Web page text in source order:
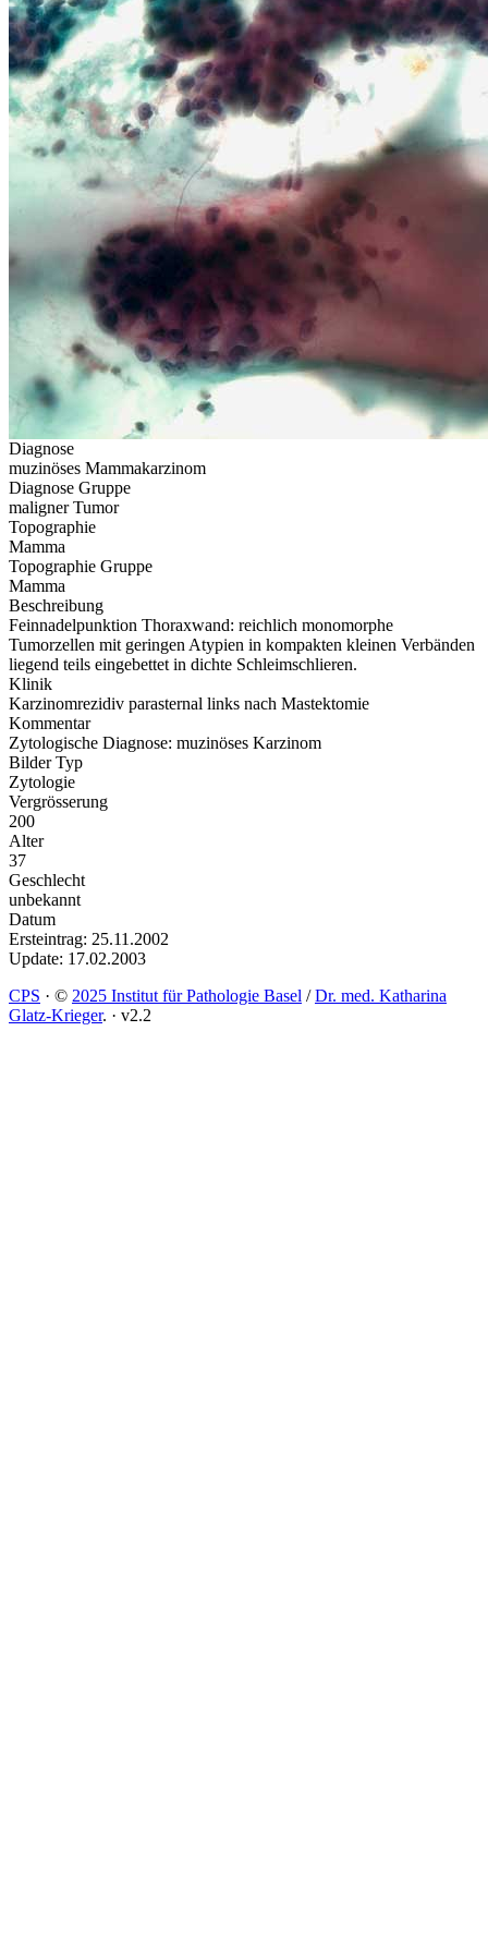
Diagnose
muzinöses Mammakarzinom
Diagnose Gruppe
maligner Tumor
Topographie
Mamma
Topographie Gruppe
Mamma
Beschreibung
Feinnadelpunktion Thoraxwand: reichlich monomorphe
Tumorzellen mit geringen Atypien in kompakten kleinen Verbänden
liegend teils eingebettet in dichte Schleimschlieren.
Klinik
Karzinomrezidiv parasternal links nach Mastektomie
Kommentar
Zytologische Diagnose: muzinöses Karzinom
Bilder Typ
Zytologie
Vergrösserung
200
Alter
37
Geschlecht
unbekannt
Datum
Ersteintrag: 25.11.2002
Update: 17.02.2003
CPS · © 2025 Institut für Pathologie Basel /Dr. med. Katharina
Glatz-Krieger. · v2.2